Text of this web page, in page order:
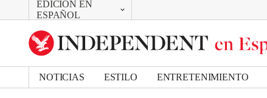
EDICIÓN EN
ESPAÑOL
CAMBIAR
UK Edition
US Edition
NOTICIAS ESTILO ENTRETENIMIENTO
Bookmark popover
Removed from bookmarks
Close popover